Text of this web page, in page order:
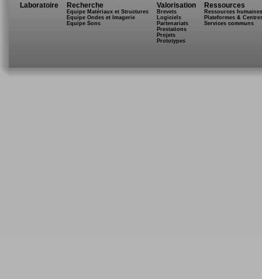
Laboratoire Recherche
Equipe Matériaux et Structures
Equipe Ondes et Imagerie
Equipe Sons
Valorisation
Brevets
Logiciels
Partenariats
Prestations
Projets
Prototypes
Ressources
Ressources humaines
Plateformes &
Services communs